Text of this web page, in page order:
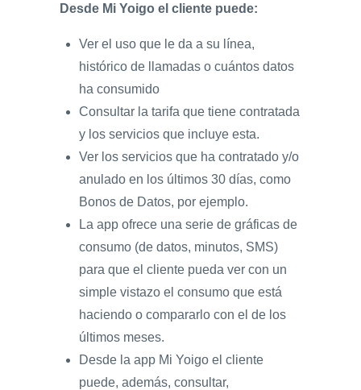
Desde Mi Yoigo el cliente puede:
Ver el uso que le da a su línea,
histórico de llamadas o cuántos datos
ha consumido
Consultar la tarifa que tiene contratada
y los servicios que incluye esta.
Ver los servicios que ha contratado y/o
anulado en los últimos 30 días, como
Bonos de Datos, por ejemplo.
La app ofrece una serie de gráficas de
consumo (de datos, minutos, SMS)
para que el cliente pueda ver con un
simple vistazo el consumo que está
haciendo o compararlo con el de los
últimos meses.
Desde la app Mi Yoigo el cliente
puede, además, consultar,